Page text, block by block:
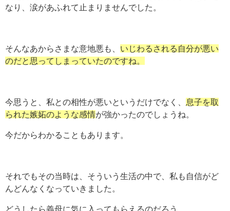
なり、涙があふれて止まりませんでした。
そんなあからさまな意地悪も、 いじわるされる自分が悪い
のだと思ってしまっていたのですね。
今思うと、私との相性が悪いというだけでなく、 息子を取
られた嫉妬のような感情が強かったのでしょうね。
今だからわかることもあります。
それでもその当時は、そういう生活の中で、私も自信がど
んどんなくなっていきました。
どうしたら義母に気に入ってもらえるのだろう